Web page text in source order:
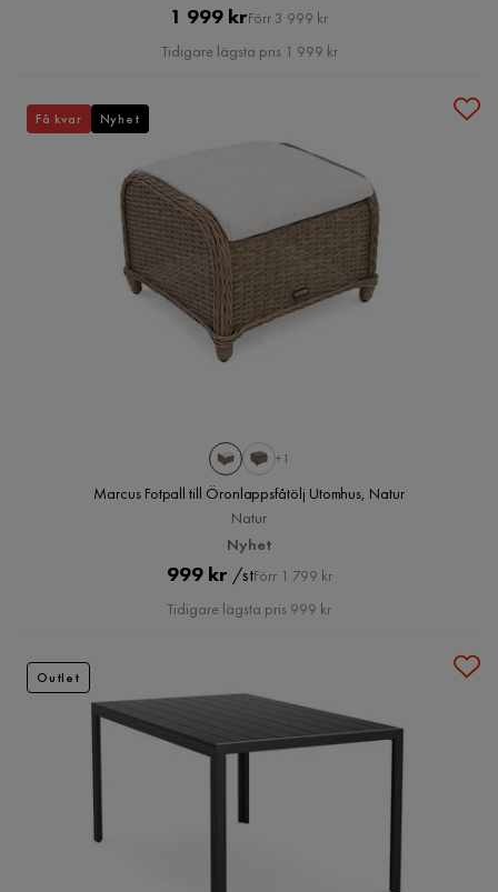
Pris
1 999 krOriginal
Pris
Förr 3 999 kr
Tidigare lägsta pris 1 999 kr
+1
Marcus Fotpall till Öronlappsfåtölj Utomhus, Natur
Natur
Nyhet
Pris
999 kr /stOriginal
Pris
Förr 1 799 kr
Tidigare lägsta pris 999 kr
Få kvar Nyhet
Outlet